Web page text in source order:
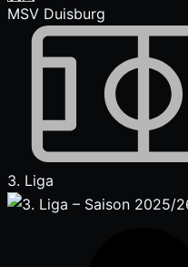
MSV Duisburg
3. Liga